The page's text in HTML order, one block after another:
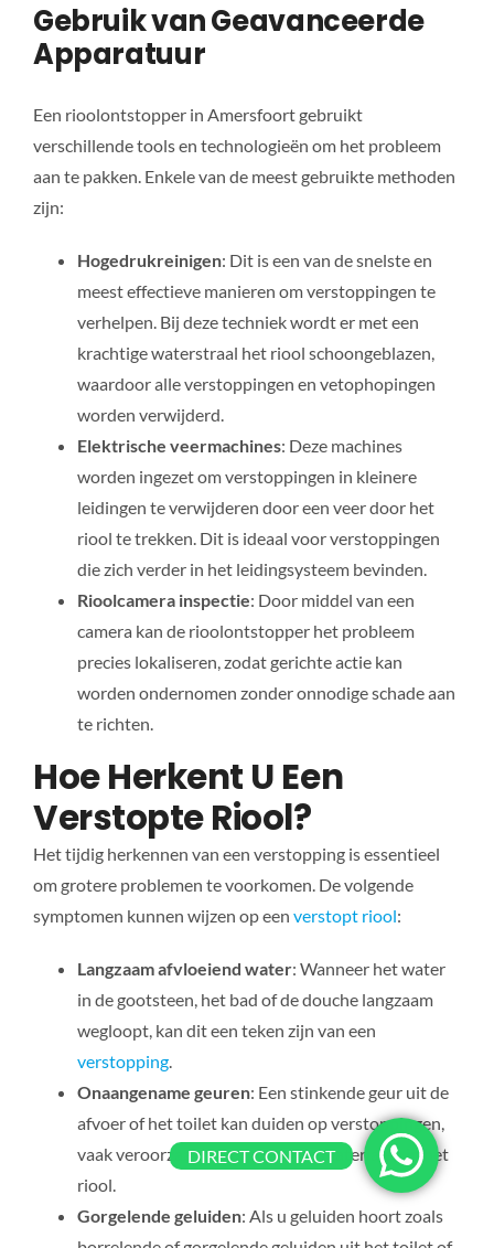
Gebruik van Geavanceerde
Apparatuur
Een rioolontstopper in Amersfoort gebruikt
verschillende tools en technologieën om het probleem
aan te pakken. Enkele van de meest gebruikte methoden
zijn:
Hogedrukreinigen: Dit is een van de snelste en
meest effectieve manieren om verstoppingen te
verhelpen. Bij deze techniek wordt er met een
krachtige waterstraal het riool schoongeblazen,
waardoor alle verstoppingen en vetophopingen
worden verwijderd.
Elektrische veermachines: Deze machines
worden ingezet om verstoppingen in kleinere
leidingen te verwijderen door een veer door het
riool te trekken. Dit is ideaal voor verstoppingen
die zich verder in het leidingsysteem bevinden.
Rioolcamera inspectie: Door middel van een
camera kan de rioolontstopper het probleem
precies lokaliseren, zodat gerichte actie kan
worden ondernomen zonder onnodige schade aan
te richten.
Hoe Herkent U Een
Verstopte Riool?
Het tijdig herkennen van een verstopping is essentieel
om grotere problemen te voorkomen. De volgende
symptomen kunnen wijzen op een verstopt riool:
Langzaam afvloeiend water: Wanneer het water
in de gootsteen, het bad of de douche langzaam
wegloopt, kan dit een teken zijn van een
verstopping.
Onaangename geuren: Een stinkende geur uit de
afvoer of het toilet kan duiden op verstoppingen,
vaak veroorzaakt door rottende materialen in het
riool.
Gorgelende geluiden: Als u geluiden hoort zoals
DIRECT CONTACT